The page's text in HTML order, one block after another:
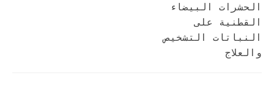
الحشرات البيضاء
القطنية على
النباتات التشخيص
والعلاج